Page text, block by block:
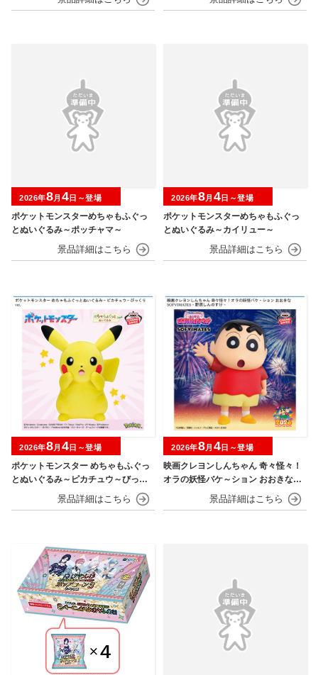
ポケットモンスターめちゃもふぐっ
とぬいぐるみ～ポッチャマ～
2026年8月 4日～登場
ポケットモンスターめちゃもふぐっ
とぬいぐるみ～カイリュー～
2026年8月 4日～登場
ポケットモンスター めちゃもふぐっ
とぬいぐるみ～ピカチュウ～びっく
2026年8月 4日～登場
映画クレヨンしんちゃん 奇々怪々！
オラの妖怪バケ～ション おおきなSO
FVIMATES～野原しんのすけ～
2026年8月 4日～登場